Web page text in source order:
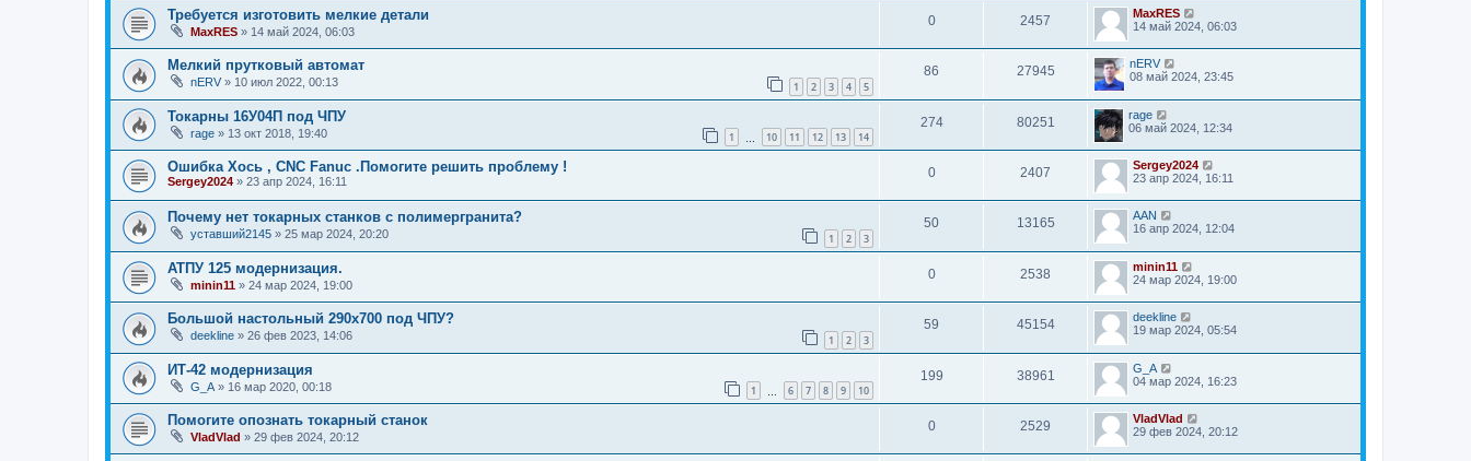
Требуется изготовить мелкие детали
MaxRES » 14 май 2024, 06:03
0 2457
MaxRES
14 май 2024, 06:03
Мелкий прутковый автомат
nERV » 10 июл 2022, 00:13 1 2 3 4 5
86 27945
nERV
08 май 2024, 23:45
Токарны 16У04П под ЧПУ
rage » 13 окт 2018, 19:40 1 10 11 12 13 14
274 80251
rage
06 май 2024, 12:34
Ошибка Хось , CNC Fanuc .Помогите решить проблему !
Sergey2024 » 23 апр 2024, 16:11
0 2407
Sergey2024
23 апр 2024, 16:11
Почему нет токарных станков с полимергранита?
уставший2145 » 25 мар 2024, 20:20 1 2 3
50 13165
AAN
16 апр 2024, 12:04
АТПУ 125 модернизация.
minin11 » 24 мар 2024, 19:00
0 2538
minin11
24 мар 2024, 19:00
Большой настольный 290х700 под ЧПУ?
deekline » 26 фев 2023, 14:06 1 2 3
59 45154
deekline
19 мар 2024, 05:54
ИТ-42 модернизация
G_A » 16 мар 2020, 00:18 1 6 7 8 9 10
199 38961
G_A
04 мар 2024, 16:23
Помогите опознать токарный станок
VladVlad » 29 фев 2024, 20:12
0 2529
VladVlad
29 фев 2024, 20:12